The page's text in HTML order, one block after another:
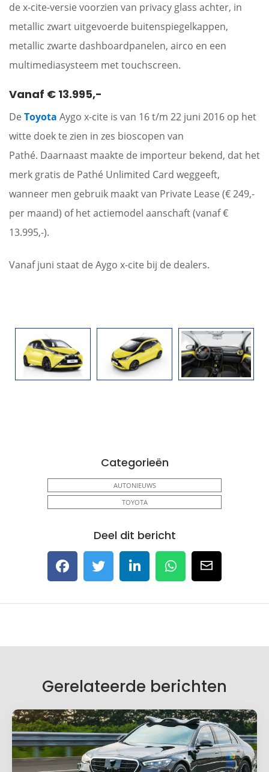
de x-cite-versie voorzien van privacy glass achter, in
metallic zwart uitgevoerde buitenspiegelkappen,
metallic zwarte dashboardpanelen, airco en een
multimediasysteem met touchscreen.
Vanaf € 13.995,-
De Toyota Aygo x-cite is van 16 t/m 22 juni 2016 op het
witte doek te zien in zes bioscopen van
Pathé. Daarnaast maakte de importeur bekend, dat het
merk gratis de Pathé Unlimited Card weggeeft,
wanneer men gebruik maakt van Private Lease (€ 249,-
per maand) of het actiemodel aanschaft (vanaf €
13.995,-).
Vanaf juni staat de Aygo x-cite bij de dealers.
Categorieën
AUTONIEUWS
TOYOTA
Deel dit bericht
Gerelateerde berichten